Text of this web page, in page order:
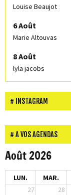
Louise Beaujot
6 Août
Marie Altouvas
8 Août
lyla jacobs
INSTAGRAM
A VOS AGENDAS
Août 2026
LUN. MAR.
27
28